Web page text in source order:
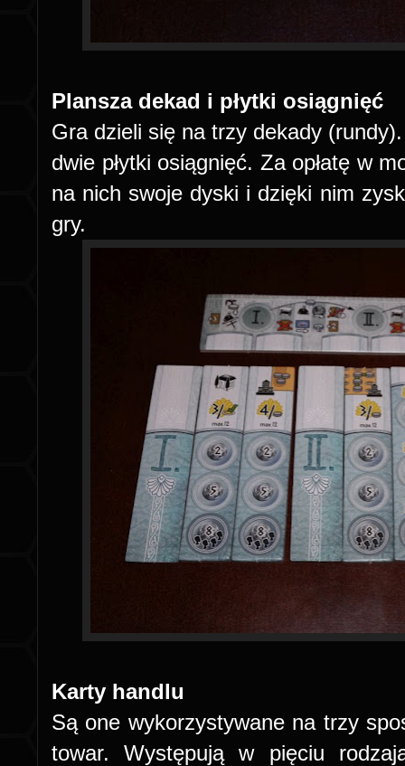
Plansza dekad i płytki osiągnięć
Gra dzieli się na trzy dekady
dwie płytki osiągnięć. Za opłatę w
na nich swoje dyski i dzięki nim
gry.
Karty handlu
Są one wykorzystywane na trzy
towar. Występują w pięciu